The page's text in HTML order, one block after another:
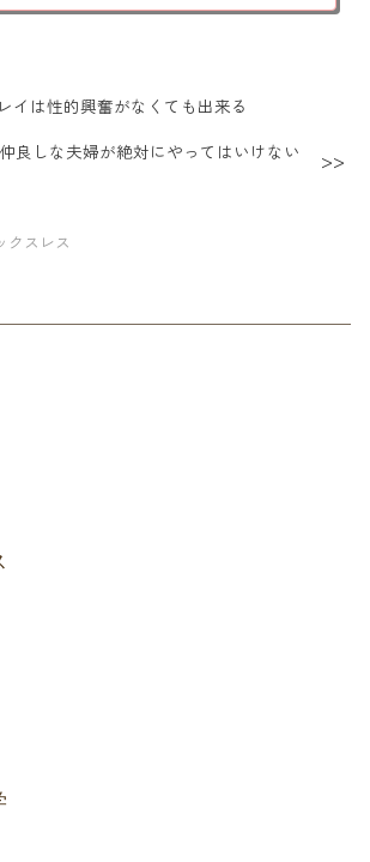
イは性的興奮がなくても出来る
良しな夫婦が絶対にやってはいけない
クスレス